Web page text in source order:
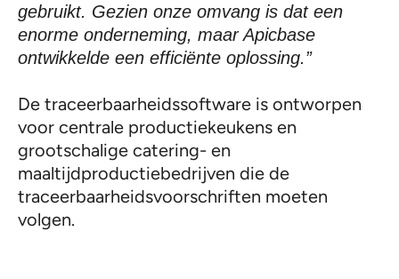
gebruikt. Gezien onze omvang is dat een
enorme onderneming, maar Apicbase
ontwikkelde een efficiënte oplossing.”
De traceerbaarheidssoftware is ontworpen
voor centrale productiekeukens en
grootschalige catering- en
maaltijdproductiebedrijven die de
traceerbaarheidsvoorschriften moeten
volgen.